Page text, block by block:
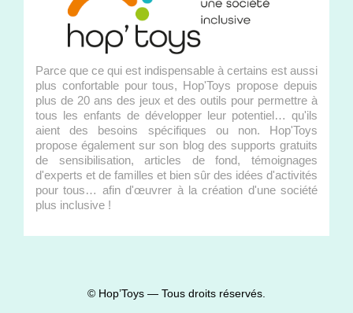
Parce que ce qui est indispensable à certains est aussi
plus confortable pour tous, Hop'Toys propose depuis
plus de 20 ans des jeux et des outils pour permettre à
tous les enfants de développer leur potentiel… qu'ils
aient des besoins spécifiques ou non. Hop'Toys
propose également sur son blog des supports gratuits
de sensibilisation, articles de fond, témoignages
d'experts et de familles et bien sûr des idées d'activités
pour tous… afin d'œuvrer à la création d'une société
plus inclusive !
© Hop’Toys — Tous droits réservés.